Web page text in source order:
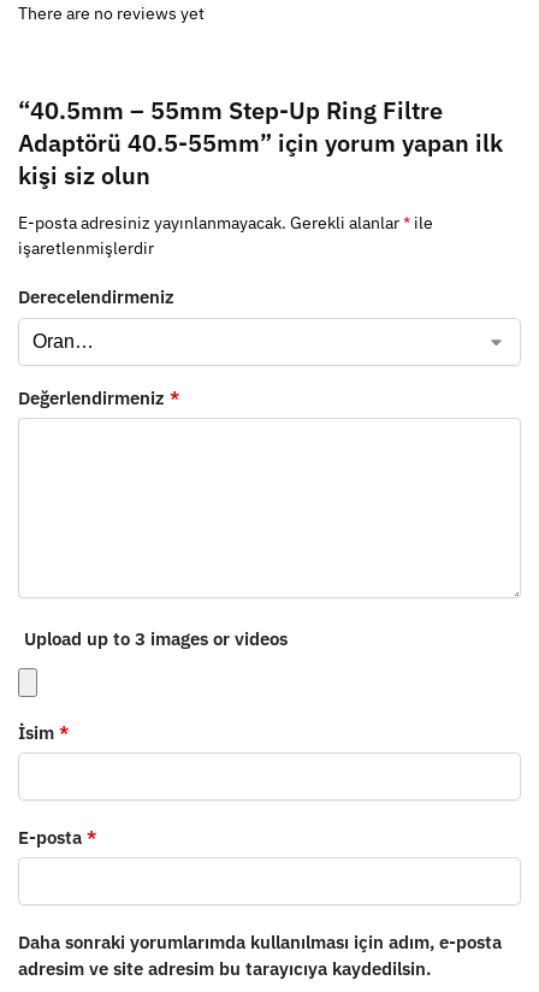
There are no reviews yet
“40.5mm – 55mm Step-Up Ring Filtre
Adaptörü 40.5-55mm” için yorum yapan ilk
kişi siz olun
E-posta adresiniz yayınlanmayacak. Gerekli alanlar* ile
işaretlenmişlerdir
Derecelendirmeniz
Değerlendirmeniz *
Upload up to 3 images or videos
İsim *
E-posta *
Daha sonraki yorumlarımda kullanılması için adım, e-posta
adresim ve site adresim bu tarayıcıya kaydedilsin.